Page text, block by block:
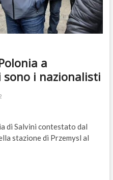
a
sono i nazionalisti
di Salvini contestato dal
stazione di Przemysl al